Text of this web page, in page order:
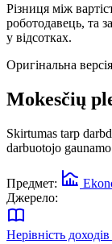
Різниця між
роботодавець, та
у відсотках.
Оригінальна версія
Mokesčių
Skirtumas tarp
darbuotojo
Предмет:
Джерело:
Нерівність доходів